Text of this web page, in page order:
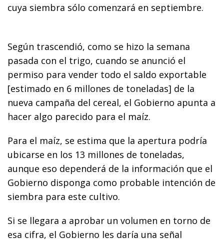
cuya siembra sólo comenzará en septiembre.
Según trascendió, como se hizo la semana
pasada con el trigo, cuando se anunció el
permiso para vender todo el saldo exportable
[estimado en 6 millones de toneladas] de la
nueva campaña del cereal, el Gobierno apunta a
hacer algo parecido para el maíz.
Para el maíz, se estima que la apertura podría
ubicarse en los 13 millones de toneladas,
aunque eso dependerá de la información que el
Gobierno disponga como probable intención de
siembra para este cultivo.
Si se llegara a aprobar un volumen en torno de
esa cifra, el Gobierno les daría una señal